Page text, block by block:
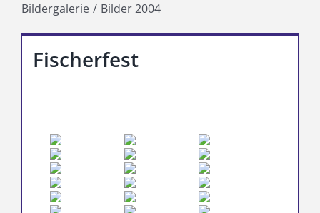
Bildergalerie Bilder 2004
Fischerfest